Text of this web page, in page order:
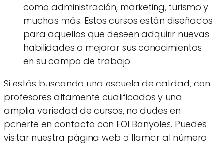
como administración, marketing, turismo y
muchas más. Estos cursos están diseñados
para aquellos que deseen adquirir nuevas
habilidades o mejorar sus conocimientos
en su campo de trabajo.
Si estás buscando una escuela de calidad, con
profesores altamente cualificados y una
amplia variedad de cursos, no dudes en
ponerte en contacto con EOI Banyoles. Puedes
visitar nuestra página web o llamar al número